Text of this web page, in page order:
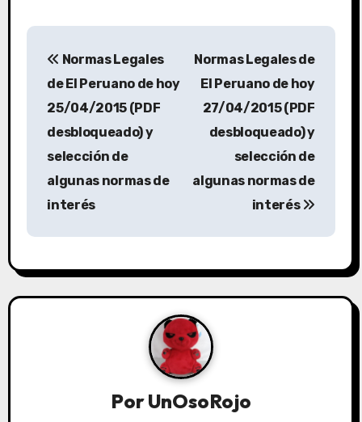
Normas Legales
de El Peruano de hoy
25/04/2015 (PDF
desbloqueado) y
selección de
algunas normas de
interés
Normas Legales de
El Peruano de hoy
27/04/2015 (PDF
desbloqueado) y
selección de
algunas normas de
interés
PorUnOsoRojo